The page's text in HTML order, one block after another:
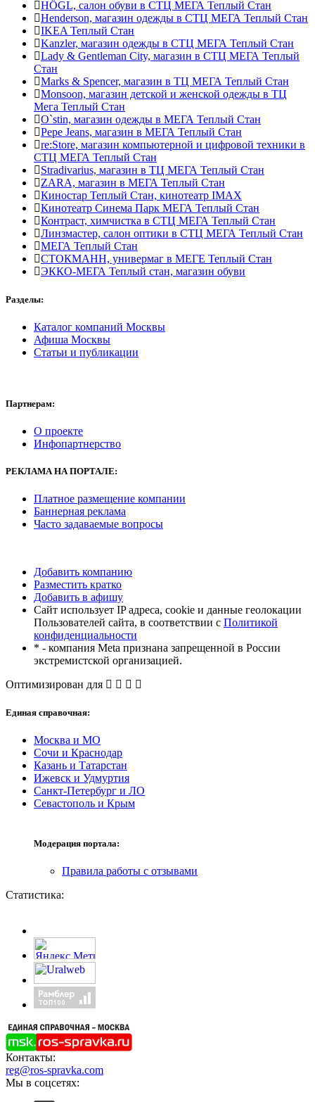
HÖGL, салон обуви в СТЦ МЕГА Теплый Стан
Henderson, магазин одежды в СТЦ МЕГА Теплый Стан
IKEA Теплый Стан
Kanzler, магазин одежды в СТЦ МЕГА Теплый Стан
Lady & Gentleman Сity, магазин в СТЦ МЕГА Теплый
Стан
Marks & Spencer, магазин в ТЦ МЕГА Теплый Стан
Monsoon, магазин детской и женской одежды в ТЦ
Мега Теплый Стан
O`stin, магазин одежды в МЕГА Теплый Стан
Pepe Jeans, магазин в МЕГА Теплый Стан
re:Store, магазин компьютерной и цифровой техники в
СТЦ МЕГА Теплый Стан
Stradivarius, магазин в ТЦ МЕГА Теплый Стан
ZARA, магазин в МЕГА Теплый Стан
Киностар Теплый Стан, кинотеатр IMAX
Кинотеатр Синема Парк МЕГА Теплый Стан
Контраст, химчистка в СТЦ МЕГА Теплый Стан
Линзмастер, салон оптики в СТЦ МЕГА Теплый Стан
МЕГА Теплый Стан
СТОКМАНН, универмаг в МЕГЕ Теплый Стан
ЭККО-МЕГА Теплый стан, магазин обуви
Разделы:
Каталог компаний Москвы
Афиша Москвы
Статьи и публикации
Партнерам:
О проекте
Инфопартнерство
РЕКЛАМАНА ПОРТАЛЕ:
Платное размещение компании
Баннерная реклама
Часто задаваемые вопросы
Добавить компанию
Разместить кратко
Добавить в афишу
Сайт использует IP адреса, cookie и данные геолокации
Пользователей сайта, в соответствии с Политикой
конфиденциальности
* - компания Meta признана запрещенной в России
экстремистской организацией.
Оптимизирован для
Единая справочная:
Москва и МО
Сочи и Краснодар
Казань и Татарстан
Ижевск и Удмуртия
Санкт-Петербург и ЛО
Севастополь и Крым
Модерация портала:
Правила работы с отзывами
Статистика:
Контакты:
reg@ros-spravka.com
Мы в соцсетях: